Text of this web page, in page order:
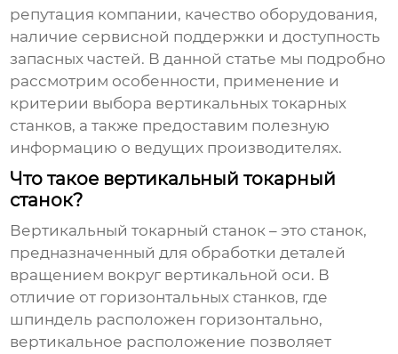
репутация компании, качество оборудования,
наличие сервисной поддержки и доступность
запасных частей. В данной статье мы подробно
рассмотрим особенности, применение и
критерии выбора вертикальных токарных
станков, а также предоставим полезную
информацию о ведущих производителях.
Что такое вертикальный токарный
станок?
Вертикальный токарный станок – это станок,
предназначенный для обработки деталей
вращением вокруг вертикальной оси. В
отличие от горизонтальных станков, где
шпиндель расположен горизонтально,
вертикальное расположение позволяет